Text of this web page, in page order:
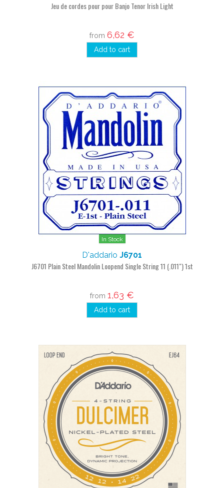
Jeu de cordes pour pour Banjo Tenor Irish Light
from 6,62 €
Add to cart
In Stock
D'addario J6701
J6701 Plain Steel Mandolin Loopend Single String 11 (.011") 1st
from 1,63 €
Add to cart